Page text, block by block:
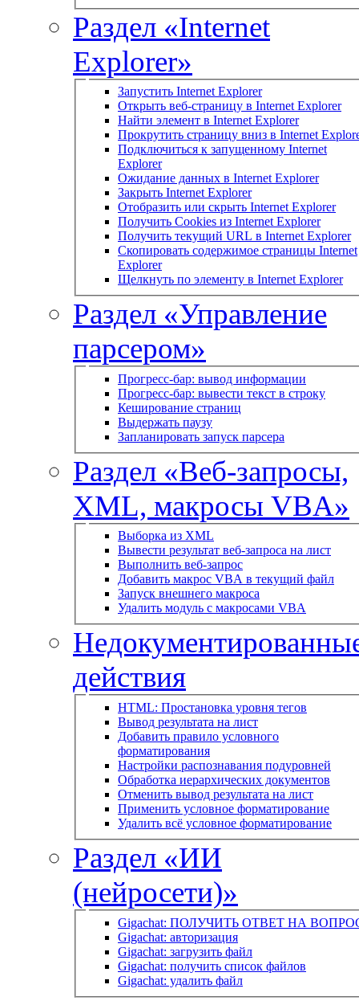
Раздел «Internet
Explorer»
Запустить Internet Explorer
Открыть веб-страницу в Internet Explorer
Найти элемент в Internet Explorer
Прокрутить страницу вниз в Internet
Подключиться к запущенному Internet
Explorer
Ожидание данных в Internet Explorer
Закрыть Internet Explorer
Отобразить или скрыть Internet Explorer
Получить Cookies из Internet Explorer
Получить текущий URL в Internet Explorer
Скопировать содержимое страницы Internet
Explorer
Щелкнуть по элементу в Internet Explorer
Раздел «Управление
парсером»
Прогресс-бар: вывод информации
Прогресс-бар: вывести текст в строку
Кеширование страниц
Выдержать паузу
Запланировать запуск парсера
Раздел «Веб-запросы,
XML, макросы VBA»
Выборка из XML
Вывести результат веб-запроса на лист
Выполнить веб-запрос
Добавить макрос VBA в текущий файл
Запуск внешнего макроса
Удалить модуль с макросами VBA
действия
HTML: Простановка уровня тегов
Вывод результата на лист
Добавить правило условного
форматирования
Настройки распознавания подуровней
Обработка иерархических документов
Отменить вывод результата на лист
Применить условное форматирование
Удалить всё условное форматирование
Раздел «ИИ
(нейросети)»
Gigachat: ПОЛУЧИТЬ ОТВЕТ НА
Gigachat: авторизация
Gigachat: загрузить файл
Gigachat: получить список файлов
Gigachat: удалить файл